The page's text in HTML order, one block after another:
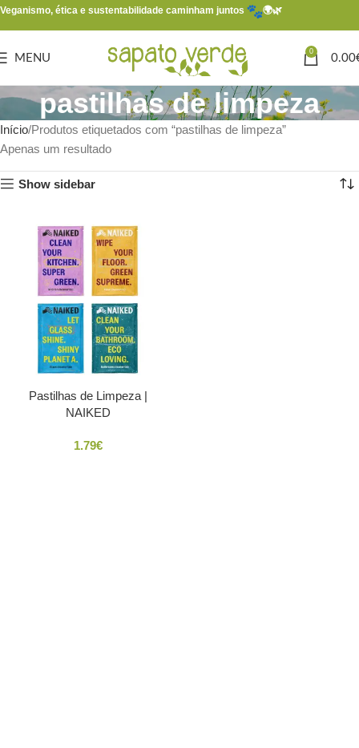
Veganismo, ética e sustentabilidade caminham juntos 🌍🌿
MENU
0
0.00
pastilhas de limpeza
Início Produtos etiquetados com “pastilhas de limpeza”
Apenas um resultado
Show sidebar
Pastilhas de Limpeza |
NAIKED
1.79€